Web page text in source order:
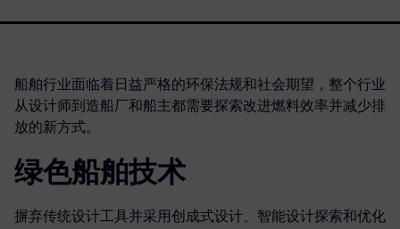
船舶行业面临着日益严格的环保法规和社会期望，整个行业
从设计师到造船厂和船主都需要探索改进燃料效率并减少排
放的新方式。
绿色船舶技术
摒弃传统设计工具并采用创成式设计、智能设计探索和优化